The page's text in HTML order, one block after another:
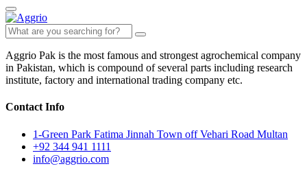
Aggrio Pak is the most famous and strongest agrochemical company
in Pakistan, which is compound of several parts including research
institute, factory and international trading company etc.
Contact Info
1-Green Park Fatima Jinnah Town off Vehari Road Multan
+92 344 941 1111
info@aggrio.com